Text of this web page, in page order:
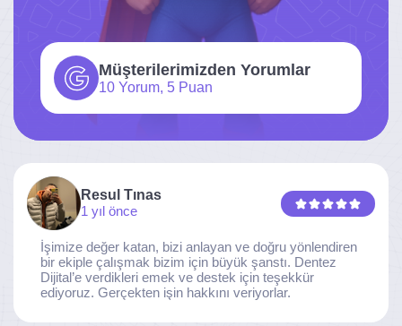
Müşterilerimizden Yorumlar
10 Yorum, 5 Puan
Resul Tınas
1 yıl önce
İşimize değer katan, bizi anlayan ve doğru yönlendiren
bir ekiple çalışmak bizim için büyük şanstı. Dentez
Dijital’e verdikleri emek ve destek için teşekkür
ediyoruz. Gerçekten işin hakkını veriyorlar.